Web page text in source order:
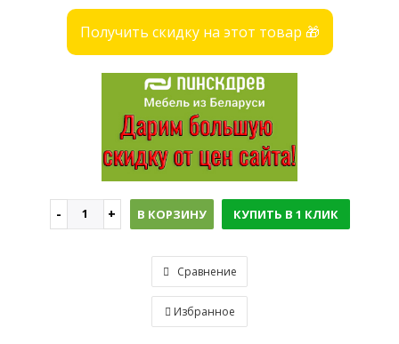
Получить скидку на этот товар 🎁
В КОРЗИНУ КУПИТЬ В 1 КЛИК
Сравнение
Избранное